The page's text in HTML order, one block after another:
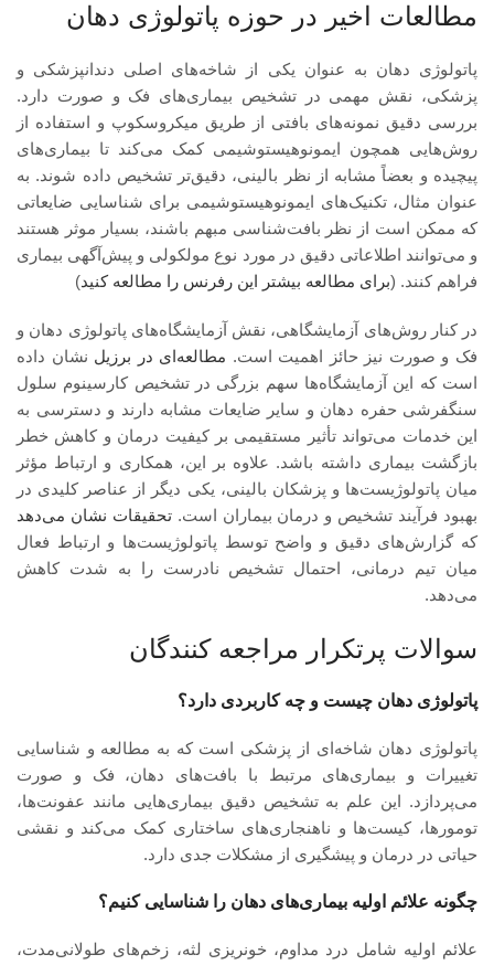
مطالعات اخیر در حوزه پاتولوژی دهان
پاتولوژی دهان به عنوان یکی از شاخه‌های اصلی دندانپزشکی و
پزشکی، نقش مهمی در تشخیص بیماری‌های فک و صورت دارد.
بررسی دقیق نمونه‌های بافتی از طریق میکروسکوپ و استفاده از
روش‌هایی همچون ایمونوهیستوشیمی کمک می‌کند تا بیماری‌های
پیچیده و بعضاً مشابه از نظر بالینی، دقیق‌تر تشخیص داده شوند. به
عنوان مثال، تکنیک‌های ایمونوهیستوشیمی برای شناسایی ضایعاتی
که ممکن است از نظر بافت‌شناسی مبهم باشند، بسیار موثر هستند
و می‌توانند اطلاعاتی دقیق در مورد نوع مولکولی و پیش‌آگهی بیماری
فراهم کنند. (برای مطالعه بیشتر این رفرنس را مطالعه کنید)
در کنار روش‌های آزمایشگاهی، نقش آزمایشگاه‌های پاتولوژی دهان و
فک و صورت نیز حائز اهمیت است. مطالعه‌ای در برزیل نشان داده
است که این آزمایشگاه‌ها سهم بزرگی در تشخیص کارسینوم سلول
سنگفرشی حفره دهان و سایر ضایعات مشابه دارند و دسترسی به
این خدمات می‌تواند تأثیر مستقیمی بر کیفیت درمان و کاهش خطر
بازگشت بیماری داشته باشد. علاوه بر این، همکاری و ارتباط مؤثر
میان پاتولوژیست‌ها و پزشکان بالینی، یکی دیگر از عناصر کلیدی در
بهبود فرآیند تشخیص و درمان بیماران است.تحقیقات نشان می‌دهد
که گزارش‌های دقیق و واضح توسط پاتولوژیست‌ها و ارتباط فعال
میان تیم درمانی، احتمال تشخیص نادرست را به شدت کاهش
می‌دهد.
سوالات پرتکرار مراجعه کنندگان
پاتولوژی دهان چیست و چه کاربردی دارد؟
پاتولوژی دهان شاخه‌ای از پزشکی است که به مطالعه و شناسایی
تغییرات و بیماری‌های مرتبط با بافت‌های دهان، فک و صورت
می‌پردازد. این علم به تشخیص دقیق بیماری‌هایی مانند عفونت‌ها،
تومورها، کیست‌ها و ناهنجاری‌های ساختاری کمک می‌کند و نقشی
حیاتی در درمان و پیشگیری از مشکلات جدی دارد.
چگونه علائم اولیه بیماری‌های دهان را شناسایی کنیم؟
علائم اولیه شامل درد مداوم، خونریزی لثه، زخم‌های طولانی‌مدت،